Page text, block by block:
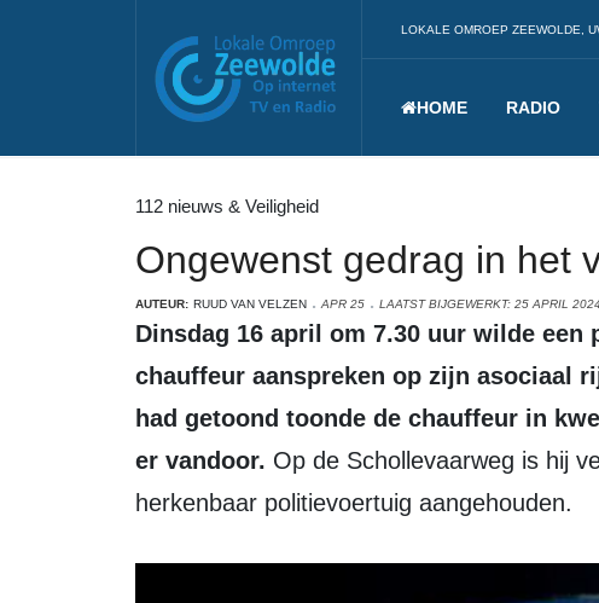
LOKALE OMROEP ZEEWOLDE,
HOME RADIO
112 nieuws & Veiligheid
Ongewenst gedrag in het
AUTEUR: RUUD VAN VELZEN APR 25 LAATST BIJGEWERKT: 25 APRIL 2024
Dinsdag 16 april om 7.30 uur wilde een politieagent in burger een
chauffeur aanspreken op zijn asociaal
had getoond toonde de chauffeur in
er vandoor. Op de Schollevaarweg is hij
herkenbaar politievoertuig aangehouden.